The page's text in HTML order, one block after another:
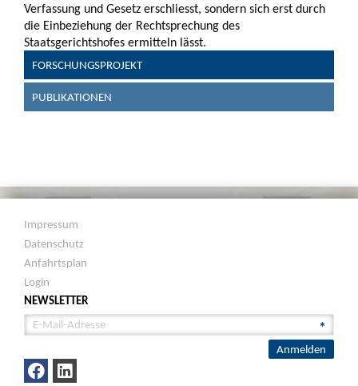
Verfassung und Gesetz erschliesst, sondern sich erst durch
die Einbeziehung der Rechtsprechung des
Staatsgerichtshofes ermitteln lässt.
FORSCHUNGSPROJEKT
PUBLIKATIONEN
Impressum
Datenschutz
Anfahrtsplan
Login
NEWSLETTER